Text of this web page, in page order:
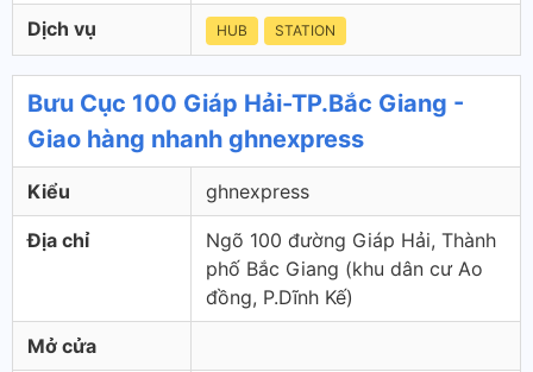
Dịch vụ HUB STATION
Bưu Cục 100 Giáp Hải-TP.Bắc Giang -
Giao hàng nhanh ghnexpress
Kiểu ghnexpress
Địa chỉ
Ngõ 100 đường Giáp Hải, Thành
phố Bắc Giang (khu dân cư Ao
đồng, P.Dĩnh Kế)
Mở cửa